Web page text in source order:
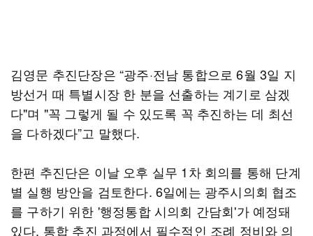
김영문 추진단장은 “광주·전남 통합으로 6월 3일 지
방선거 때 특별시장 한 분을 선출하는 계기로 삼겠
다"며 "꼭 그렇게 될 수 있도록 꼭 추진하는 데 최선
을 다하겠다”고 말했다.
한편 추진단은 이날 오후 실무 1차 회의를 통해 단계
별 실행 방안을 검토한다. 6일에는 광주시의회 협조
를 구하기 위한 '행정통합 시의회 간담회'가 예정돼
있다. 통합 추진 과정에서 필수적인 조례 정비와 의